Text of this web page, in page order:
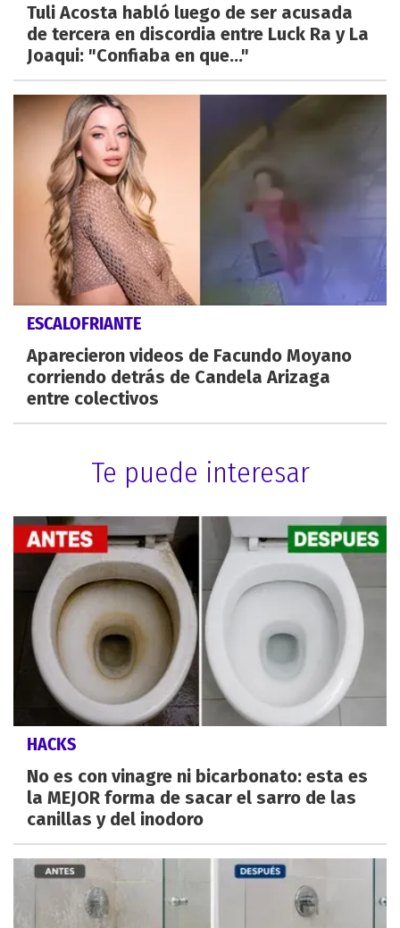
Tuli Acosta habló luego de ser acusada
de tercera en discordia entre Luck Ra y La
Joaqui: "Confiaba en que..."
ESCALOFRIANTE
Aparecieron videos de Facundo Moyano
corriendo detrás de Candela Arizaga
entre colectivos
Te puede interesar
HACKS
No es con vinagre ni bicarbonato: esta es
la MEJOR forma de sacar el sarro de las
canillas y del inodoro